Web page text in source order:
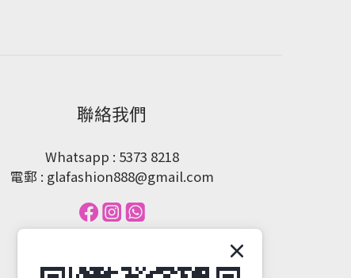
聯絡我們
Whatsapp : 5373 8218
電郵 : glafashion888@gmail.com